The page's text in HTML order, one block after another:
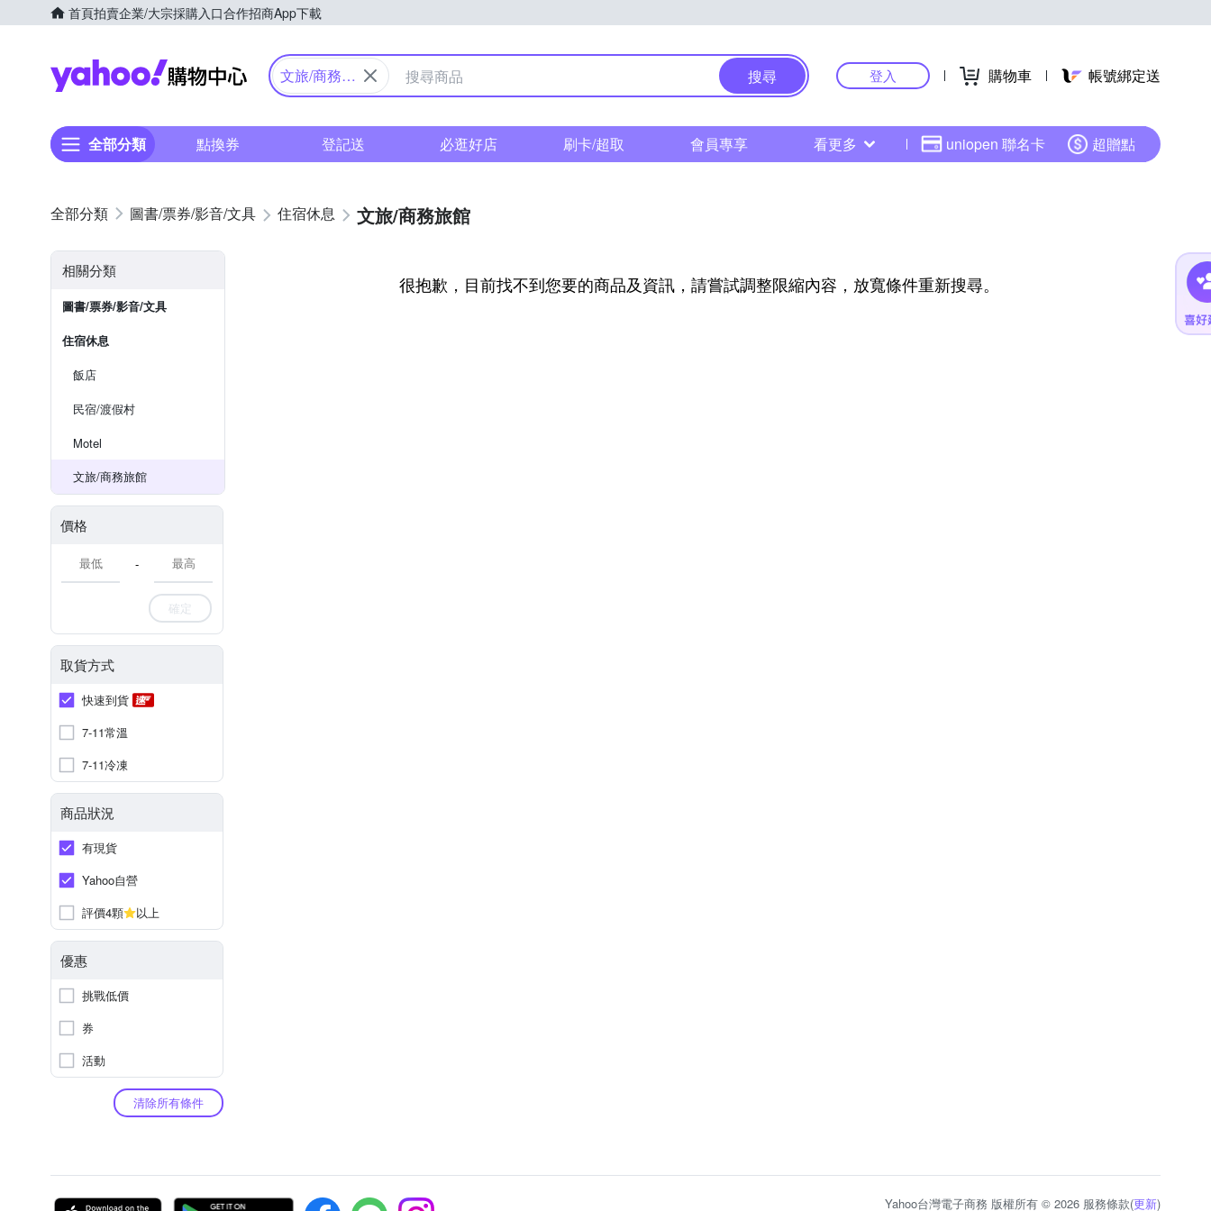
首頁拍賣企業/大宗採購入口合作招商App下載
Yahoo購物中心
文旅/商務旅
搜尋 登入 購物車 帳號綁定送
全部分類 點換券 登記送 必逛好店 刷卡/超取 會員專享 看更多 uniopen 聯名卡 超贈點
圖書/票券/影音/文具 住宿休息 文旅/商務旅館
相關分類
圖書/票券/影音/文具
住宿休息
飯店
民宿/渡假村
Motel
文旅/商務旅館
價格
-
確定
取貨方式
快速到貨
7-11常溫
7-11冷凍
商品狀況
有現貨
Yahoo自營
評價4顆
以上
優惠
挑戰低價
券
活動
清除所有條件
很抱歉，目前找不到您要的商品及資訊，請嘗試調整限縮內容，放寬條件重新搜尋。
Yahoo台灣電子商務 版權所有 © 2026 服務條款(更新)